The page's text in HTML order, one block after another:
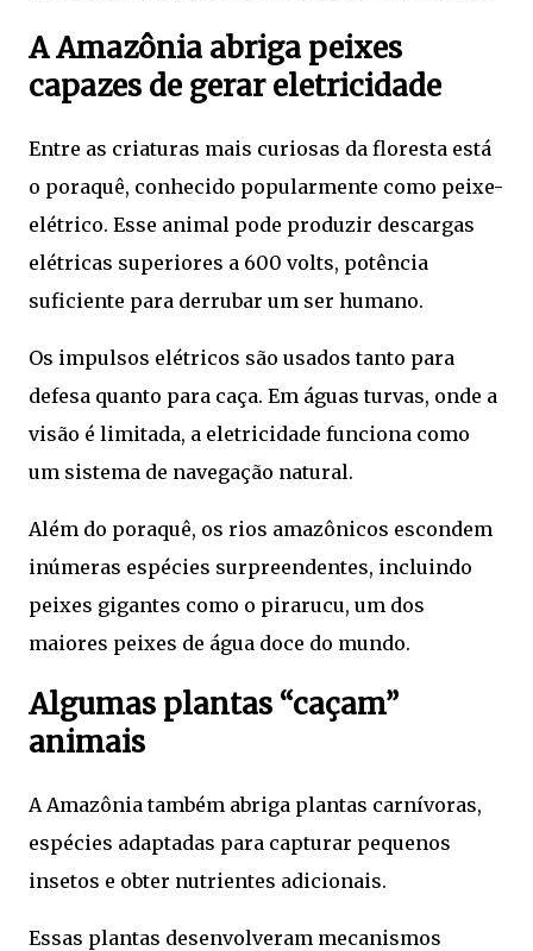
A Amazônia abriga peixes
capazes de gerar eletricidade
Entre as criaturas mais curiosas da floresta está
o poraquê, conhecido popularmente como peixe-
elétrico. Esse animal pode produzir descargas
elétricas superiores a 600 volts, potência
suficiente para derrubar um ser humano.
Os impulsos elétricos são usados tanto para
defesa quanto para caça. Em águas turvas, onde a
visão é limitada, a eletricidade funciona como
um sistema de navegação natural.
Além do poraquê, os rios amazônicos escondem
inúmeras espécies surpreendentes, incluindo
peixes gigantes como o pirarucu, um dos
maiores peixes de água doce do mundo.
Algumas plantas “caçam”
animais
A Amazônia também abriga plantas carnívoras,
espécies adaptadas para capturar pequenos
insetos e obter nutrientes adicionais.
Essas plantas desenvolveram mecanismos